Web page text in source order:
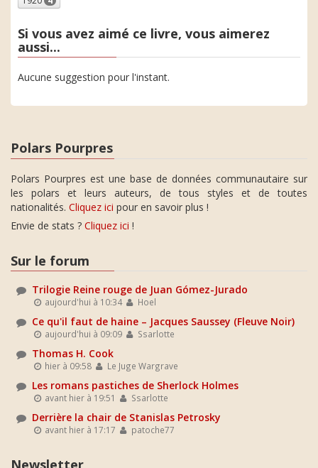
Si vous avez aimé ce livre, vous aimerez
aussi...
Aucune suggestion pour l'instant.
Polars Pourpres
Polars Pourpres est une base de données communautaire sur
les polars et leurs auteurs, de tous styles et de toutes
nationalités. Cliquez ici pour en savoir plus !
Envie de stats ? Cliquez ici !
Sur le forum
Trilogie Reine rouge de Juan Gómez-Jurado
aujourd'hui à 10:34 Hoel
Ce qu'il faut de haine – Jacques Saussey (Fleuve Noir)
aujourd'hui à 09:09 Ssarlotte
Thomas H. Cook
hier à 09:58 Le Juge Wargrave
Les romans pastiches de Sherlock Holmes
avant hier à 19:51 Ssarlotte
Derrière la chair de Stanislas Petrosky
avant hier à 17:17 patoche77
Newsletter